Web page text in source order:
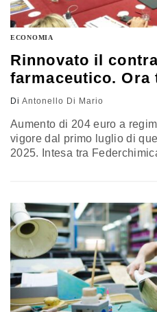
ECONOMIA
Rinnovato il
farmaceutico. Ora
Di Antonello Di Mario
Aumento di 204 euro a
vigore dal primo luglio di
2025. Intesa tra